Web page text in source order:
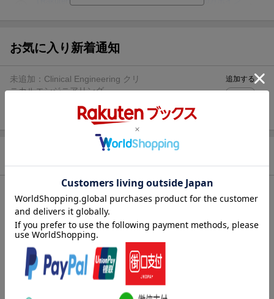
が当たる！
楽天モバイル紹介キャンペーンの拡散で300円OFFクーポン
条件達成で楽天限定・宝塚歌劇 宙組貸切公演ペアチケット
お気に入り新着通知
未追加： Clinical Engineering クリ
ニカルエンジニアリング
追加する
2014年08月25日頃
シリーズ
Clinical Engineering クリニカルエンジニア
リング
発行元 学研メディカル秀潤社
発売元 Gakken
全集・双書